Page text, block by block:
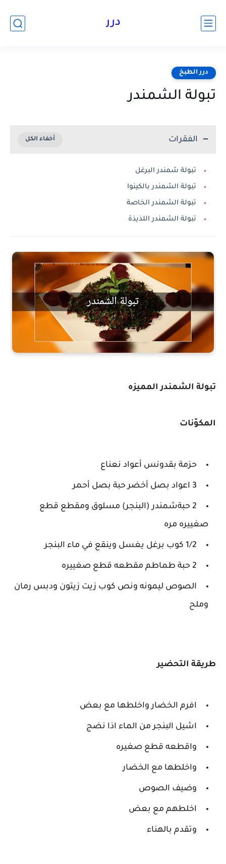
درر
درر الطبخ
تبولة الشمندر
الفقرات
تبولة شمندر البرغل
تبولة الشمندر بالكينوا
تبولة الشمندر الخاصة
تبولة الشمندر اللذيذة
تبولة الشمندر المميزه
المكوّنات
حزمة بقدونس أعواد نعناع
3 اعواد بصل أخضر حبة بصل أحمر
2 حبةشمندر (البنجر) مسلوق ومقطع قطع
صغييره مره
1/2 كوب برغل يغسل وينقع في ماء البنجر
2 حبة طماطم مقطعه قطع صغييره
الصوص ليمونه ونص كوب زيت زيتون ودبس رمان
وملح
طريقة التحضير
افرم الخضار واخلطها مع بعض
اشيل البنجر من الماء اذا نضج
واقطعه قطع صغيره
واخلطها مع الخضار
وضيف الصوص
اخلطهم مع بعض
وتقدم بالهناء